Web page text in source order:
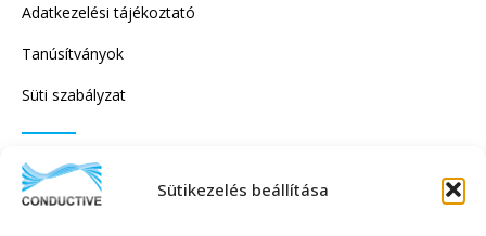
Sütikezelés beállítása
Adatkezelési tájékoztató
Tanúsítványok
Süti szabályzat
IRATKOZZON FEL HÍRLEVELÜNKRE!